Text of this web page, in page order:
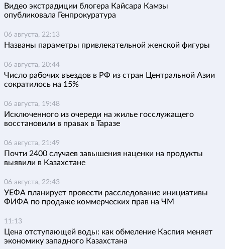
Видео экстрадиции блогера Кайсара Камзы
опубликовала Генпрокуратура
06 августа, 22:13
Названы параметры привлекательной женской фигуры
06 августа, 20:44
Число рабочих въездов в РФ из стран Центральной Азии
сократилось на 15%
06 августа, 19:48
Исключенного из очереди на жилье госслужащего
восстановили в правах в Таразе
06 августа, 21:49
Почти 2400 случаев завышения наценки на продукты
выявили в Казахстане
06 августа, 22:43
УЕФА планирует провести расследование инициативы
ФИФА по продаже коммерческих прав на ЧМ
11:13
Цена отступающей воды: как обмеление Каспия меняет
экономику западного Казахстана